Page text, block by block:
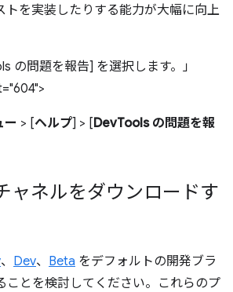
トを実装したりする能力が大幅に向上
の問題を報告] を選択します。」
ー > [ヘルプ] > [DevTools の問題を報
ャネルをダウンロードす
、 Dev、 Beta をデフォルトの開発ブラ
ことを検討してください。これらのプ